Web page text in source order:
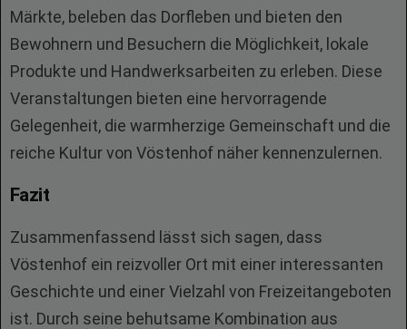
Märkte, beleben das Dorfleben und bieten den
Bewohnern und Besuchern die Möglichkeit, lokale
Produkte und Handwerksarbeiten zu erleben. Diese
Veranstaltungen bieten eine hervorragende
Gelegenheit, die warmherzige Gemeinschaft und die
reiche Kultur von Vöstenhof näher kennenzulernen.
Fazit
Zusammenfassend lässt sich sagen, dass
Vöstenhof ein reizvoller Ort mit einer interessanten
Geschichte und einer Vielzahl von Freizeitangeboten
ist. Durch seine behutsame Kombination aus